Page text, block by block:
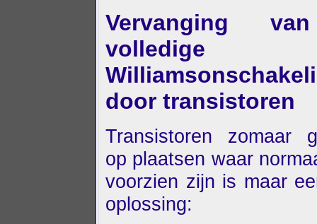
Vervanging
volledige
door transistoren
Transistoren zomaar
op plaatsen waar
voorzien zijn is maar
oplossing: